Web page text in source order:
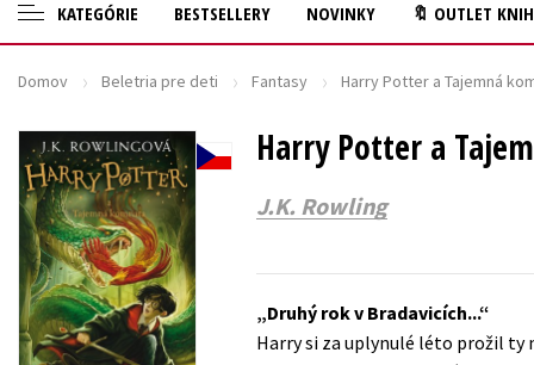
KATEGÓRIE
🛍️ Darčekové poukazy
✍️Knihy s podpisom
🎁 Limitované balíčky
🔥 Výhodné predpredaje
🏷️ Zlacnené knihy
⚔️ Zaklínač na CD
Cestovanie
Darčekové publikácie
Doplnkový sortiment
Ezoterika a duchovný svet
História a military
BESTSELLERY NOVINKY 🔖 OUTLET
Domov Beletria pre deti Fantasy Harry Potter a Tajemná
Harry Potter a
J.K. Rowling
Druhý rok v Bradavicích...
Harry si za uplynulé léto prožil ty